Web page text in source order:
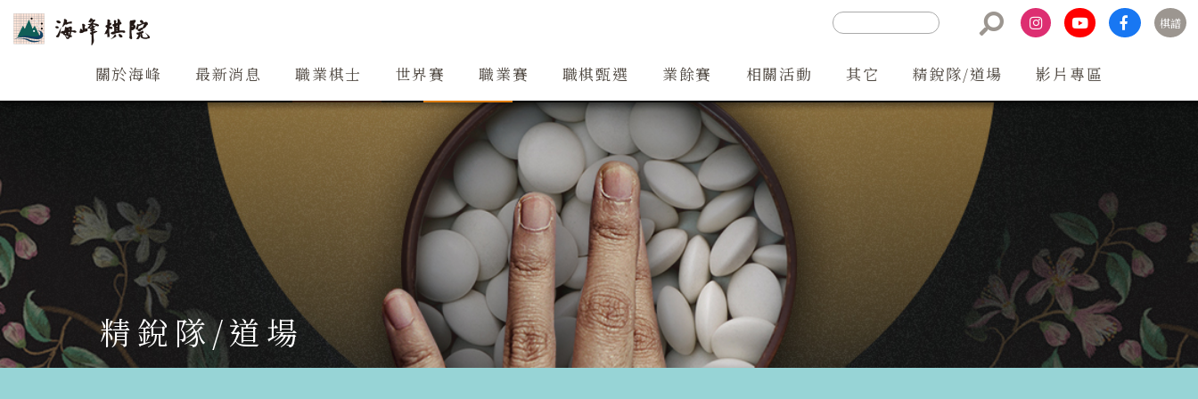
棋譜
關於海峰 最新消息 職業棋士 世界賽 職業賽 職棋甄選 業餘賽 相關活動 其它 精銳隊/道場 影片專區
關於海峰 創辦人簡介 大事紀 行事曆 聯絡方式
精銳隊 道場 精銳隊交流
精銳隊/道場